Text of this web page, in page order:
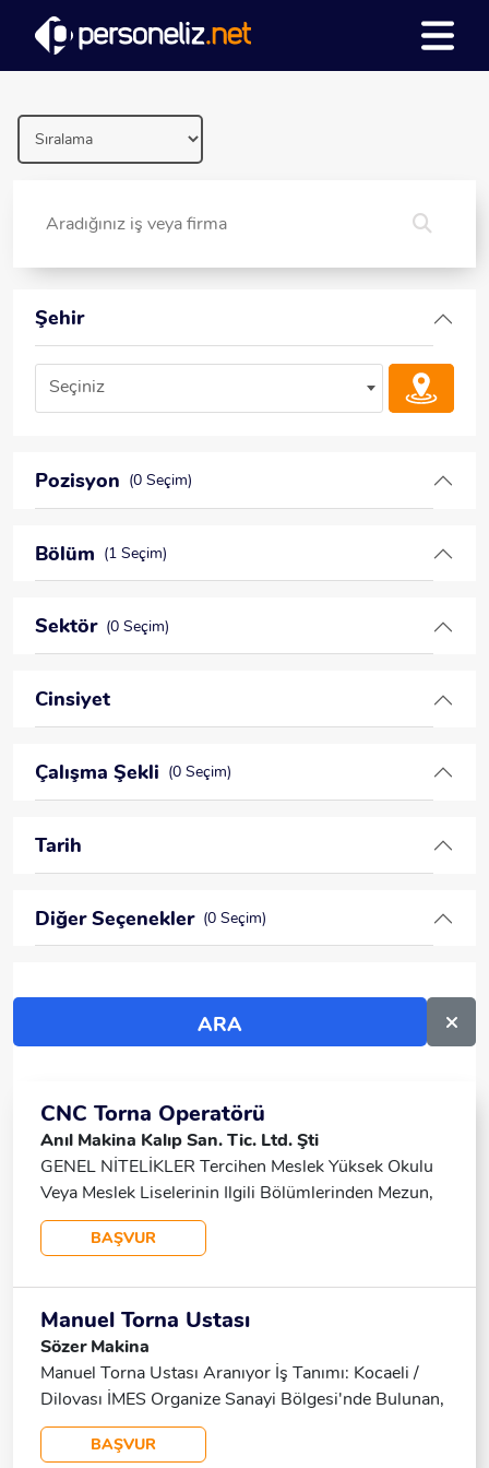
Şehir
Seçiniz
Pozisyon (0 Seçim)
Bölüm (1 Seçim)
Sektör (0 Seçim)
Cinsiyet
Çalışma Şekli (0 Seçim)
Tarih
Diğer Seçenekler (0 Seçim)
CNC Torna Operatörü
Anıl Makina Kalıp San. Tic. Ltd. Şti
GENEL NİTELİKLER Tercihen Meslek Yüksek Okulu
Veya Meslek Liselerinin Ilgili Bölümlerinden Mezun,
CNC Torna Tezgâhında En Az 3 Yıl Tecrübeli, Teknik
Resim Okuma Ve Ölçüm Aletleri Kullanım
Dikkatli, Çalışkan Ve Özverili, Askerlik Görevini
Tamamlamış, 2 Vardiyalı Sistemde Çalışabilecek, İŞ
TANIMI CNC Torna Tezgahına Parçaları Doğru Bir
Şekilde Bağlayacak, Teknik Resme Göre Uygun
Parça Işleyebilecek, Üretim Programlarının
Zamanında Karşılanmasını Sağlayacak, Sorumluluk
BAŞVUR
Manuel Torna Ustası
Sözer Makina
Manuel Torna Ustası Aranıyor İş Tanımı: Kocaeli /
Dilovası İMES Organize Sanayi Bölgesi'nde Bulunan,
Makine Imalat Sektöründe Faaliyet Gösteren
Firmamız Için Manuel Torna Ustası Alımı
BAŞVUR